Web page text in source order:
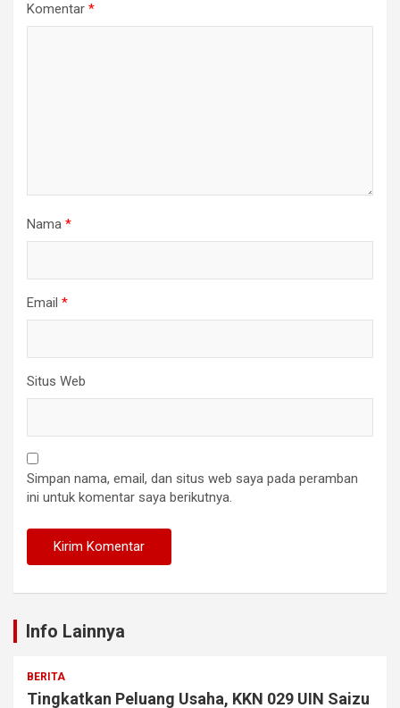
Komentar *
Nama *
Email *
Situs Web
Simpan nama, email, dan situs web saya pada peramban
ini untuk komentar saya berikutnya.
Info Lainnya
BERITA
Tingkatkan Peluang Usaha, KKN 029 UIN Saizu